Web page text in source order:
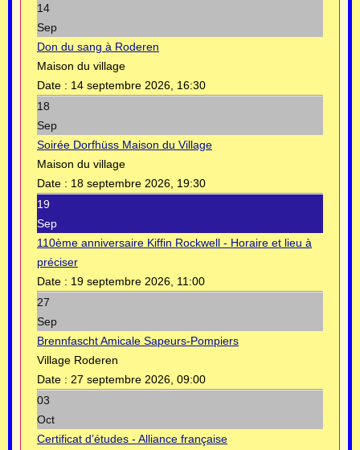
14
Sep
Don du sang à Roderen
Maison du village
Date : 14 septembre 2026, 16:30
18
Sep
Soirée Dorfhüss Maison du Village
Maison du village
Date : 18 septembre 2026, 19:30
19
Sep
110ème anniversaire Kiffin Rockwell - Horaire et lieu à
préciser
Date : 19 septembre 2026, 11:00
27
Sep
Brennfascht Amicale Sapeurs-Pompiers
Village Roderen
Date : 27 septembre 2026, 09:00
03
Oct
Certificat d’études - Alliance française